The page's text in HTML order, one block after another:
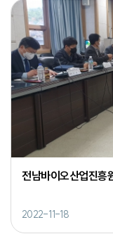
전남바이오산업진흥
2022-11-18